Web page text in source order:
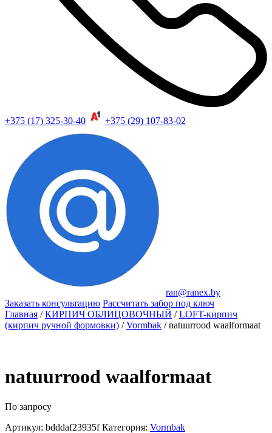
+375 (17) 325-30-40 +375 (29) 107-83-02
ran@ranex.by
Заказать консультацию Рассчитать забор под ключ
Главная /КИРПИЧ ОБЛИЦОВОЧНЫЙ /LOFT-кирпич
(кирпич ручной формовки) /Vormbak / natuurrood waalformaat
natuurrood waalformaat
По запросу
Артикул: bdddaf23935f Категория: Vormbak